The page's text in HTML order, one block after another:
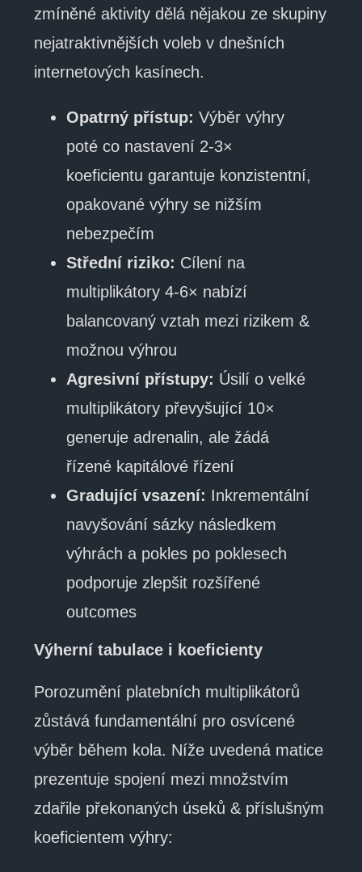
zmíněné aktivity dělá nějakou ze skupiny
nejatraktivnějších voleb v dnešních
internetových kasínech.
Opatrný přístup: Výběr výhry
poté co nastavení 2-3×
koeficientu garantuje konzistentní,
opakované výhry se nižším
nebezpečím
Střední riziko: Cílení na
multiplikátory 4-6× nabízí
balancovaný vztah mezi rizikem &
možnou výhrou
Agresivní přístupy: Úsilí o velké
multiplikátory převyšující 10×
generuje adrenalin, ale žádá
řízené kapitálové řízení
Gradující vsazení: Inkrementální
navyšování sázky následkem
výhrách a pokles po poklesech
podporuje zlepšit rozšířené
outcomes
Výherní tabulace i koeficienty
Porozumění platebních multiplikátorů
zůstává fundamentální pro osvícené
výběr během kola. Níže uvedená matice
prezentuje spojení mezi množstvím
zdařile překonaných úseků & příslušným
koeficientem výhry: